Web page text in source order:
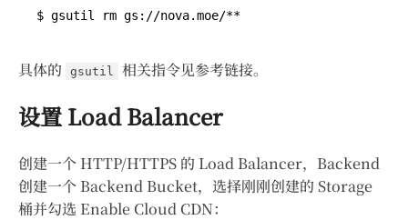
具体的 gsutil 相关指令见参考链接。
设置 Load Balancer
创建一个 HTTP/HTTPS 的 Load Balancer，Backend
创建一个 Backend Bucket，选择刚刚创建的 Storage
桶并勾选 Enable Cloud CDN：